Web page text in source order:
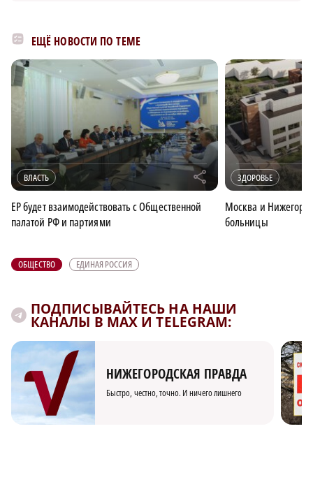
ЕЩЁ НОВОСТИ ПО ТЕМЕ
ВЛАСТЬ r
ЕР будет взаимодействовать с Общественной
палатой РФ и партиями
ЗДОРОВЬЕ
Москва и
больницы
ОБЩЕСТВО ЕДИНАЯ РОССИЯ
ПОДПИСЫВАЙТЕСЬ НА НАШИ
КАНАЛЫ В MAX И TELEGRAM:
НИЖЕГОРОДСКАЯ ПРАВДА
Быстро, честно, точно. И ничего лишнего